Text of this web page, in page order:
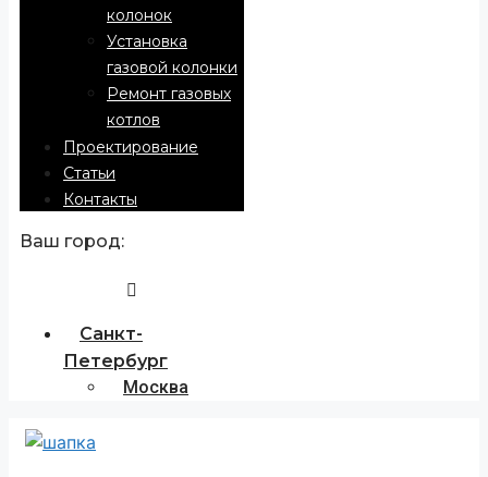
колонок
Установка
газовой колонки
Ремонт газовых
котлов
Проектирование
Статьи
Контакты
Ваш город:
Санкт-
Петербург
Москва